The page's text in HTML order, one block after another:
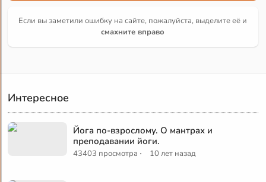
Если вы заметили ошибку на сайте, пожалуйста, выделите её и
смахните вправо
Интересное
Йога по-взрослому. О мантрах и
преподавании йоги.
43403 просмотра · 10 лет назад